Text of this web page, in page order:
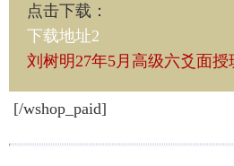
点击下载 ：
下载地址2
刘树明27年5月高级六爻面授
[/wshop_paid]